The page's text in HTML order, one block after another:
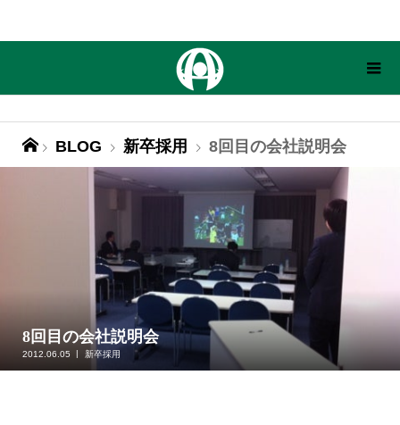
BLOG 新卒採用 8回目の会社説明会
8回目の会社説明会
2012.06.05 新卒採用